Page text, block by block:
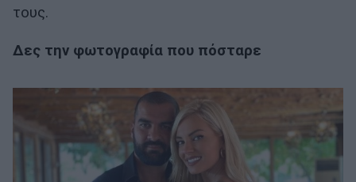
τους.
Δες την φωτογραφία που πόσταρε